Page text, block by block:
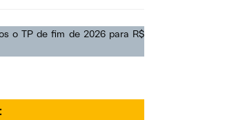
o TP de fim de 2026 para R$
: